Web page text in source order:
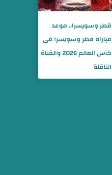
قطر وسويسرا.. موعد
مباراة قطر وسويسرا في
كأس العالم 2026 والقناة
الناقلة